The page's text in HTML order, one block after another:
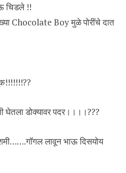
चिडले !!
Chocolate Boy मुळे पोरींचे दात
घेतला डोक्यावर पदर।।।।???
लावून भाऊ दिसयोय